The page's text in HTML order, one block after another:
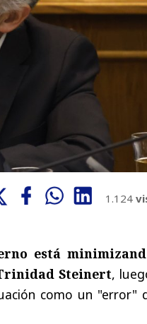
1.124
está
Steinert,
como un "error"